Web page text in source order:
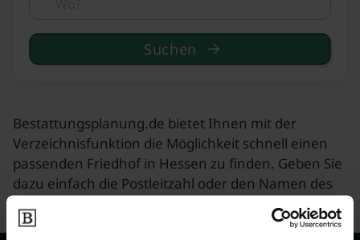
Suchen
Bestattungsplanung.de bietet Ihnen mit der
Verzeichnisfunktion die Möglichkeit schnell einen
passenden Friedhof in Hessen zu finden. Geben Sie
dazu einfach die Postleitzahl oder den Namen des